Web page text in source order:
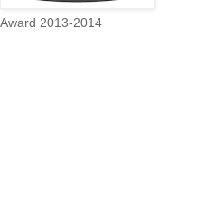
Award 2013-2014